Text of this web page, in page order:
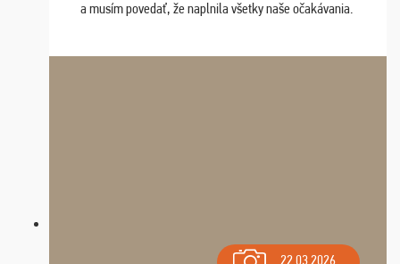
a musím povedať, že naplnila všetky naše očakávania.
dispozícii nonstop (milí, profesionálni ...
22.03.2026